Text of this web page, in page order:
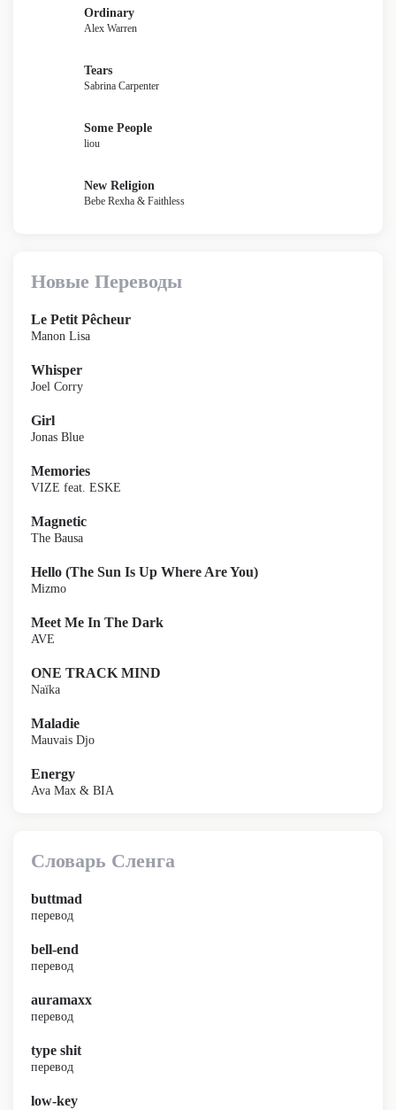
Ordinary
Alex Warren
Tears
Sabrina Carpenter
Some People
liou
New Religion
Bebe Rexha & Faithless
Новые Переводы
Le Petit Pêcheur
Manon Lisa
Whisper
Joel Corry
Girl
Jonas Blue
Memories
VIZE feat. ESKE
Magnetic
The Bausa
Hello (The Sun Is Up Where Are You)
Mizmo
Meet Me In The Dark
AVE
ONE TRACK MIND
Naïka
Maladie
Mauvais Djo
Energy
Ava Max & BIA
Словарь Сленга
buttmad
перевод
bell-end
перевод
auramaxx
перевод
type shit
перевод
low-key